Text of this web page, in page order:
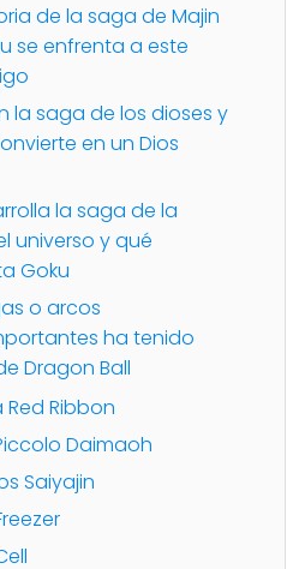
de la saga de Majin
se enfrenta a este
la saga de los dioses y
en un Dios
la saga de la
universo y qué
Goku
o arcos
ha tenido
Dragon Ball
Ribbon
Daimaoh
Saiyajin